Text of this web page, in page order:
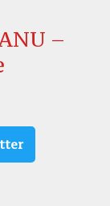
–